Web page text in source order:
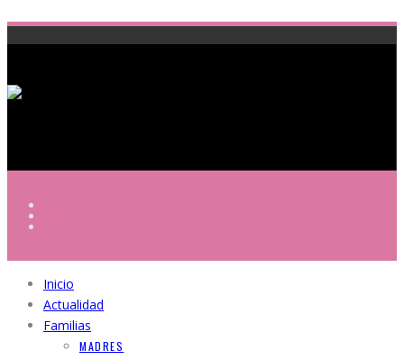
Inicio
Actualidad
Familias
MADRES